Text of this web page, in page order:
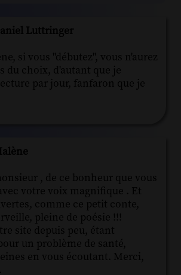
Luttringer
si vous "débutez", vous n'aurez
du choix, d'autant que je
par jour, fanfaron que je
, de ce bonheur que vous
votre voix magnifique . Et
comme ce petit conte,
pleine de poésie !!!
site depuis peu, étant
un problème de santé,
en vous écoutant. Merci,